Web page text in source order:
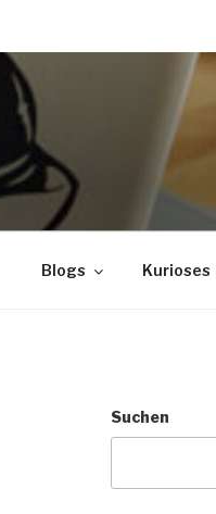
Blogs Kurioses
Suchen